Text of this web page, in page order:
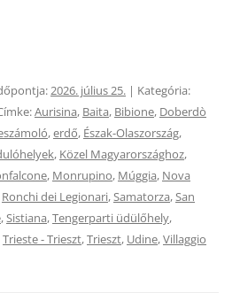
2026. július 25. | Kategória:
Aurisina, Baita, Bibione, Doberdò
,erdő, Észak-Olaszország,
, Közel Magyarországhoz,
, Monrupino, Múggia, Nova
Ronchi dei Legionari,Samatorza,San
,Sistiana,Tengerparti üdülőhely,
Trieste - Trieszt,Trieszt, Udine,Villaggio